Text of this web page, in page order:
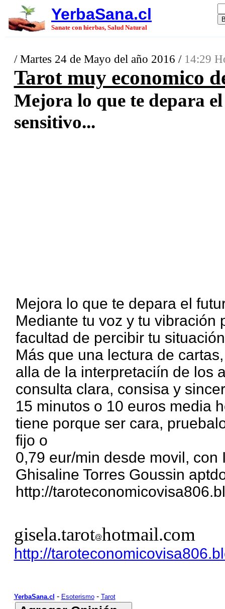
YerbaSana.cl
Sanate con hierbas, Salud Natural
/ Martes 24 de Mayo del año 2016 / 14:29
Tarot muy economico
Mejora lo que te depara
sensitivo...
Mejora lo que te depara el
Mediante tu voz y tu vibración
facultad de percibir tu
Más que una lectura de
alla de la interpretaciín de los
consulta clara, consisa y
15 minutos o 10 euros media
tiene porque ser cara,
fijo o
0,79 eur/min desde movil, con
Ghisaline Torres Goussin
http://
gisela.tarot hotmail.com
http://
YerbaSana.cl - Esoterismo- Tarot